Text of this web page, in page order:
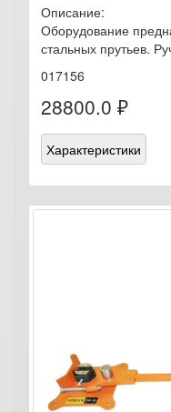
Описание:
Оборудование
стальных прутьев.
017156
28800.0 ₽
Характеристики